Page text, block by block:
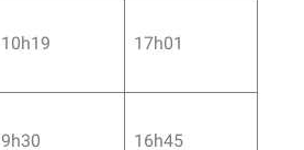
10h19 17h01
9h30 16h45